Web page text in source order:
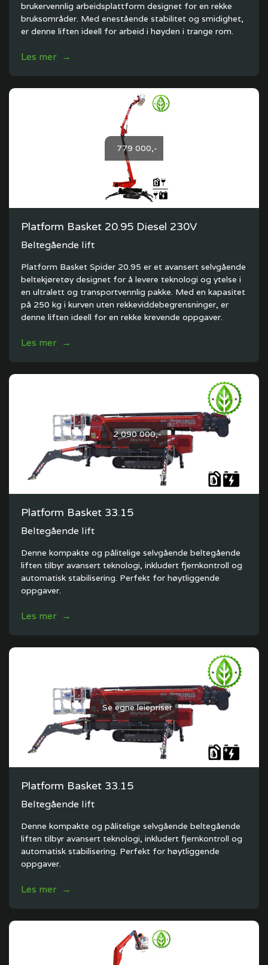
brukervennlig arbeidsplattform designet for en rekke
bruksområder. Med enestående stabilitet og smidighet,
er denne liften ideell for arbeid i høyden i trange rom.
Les mer →
779 000,-
Platform Basket 20.95 Diesel 230V
Beltegående lift
Platform Basket Spider 20.95 er et avansert selvgående
beltekjøretøy designet for å levere teknologi og ytelse i
en ultralett og transportvennlig pakke. Med en kapasitet
på 250 kg i kurven uten rekkeviddebegrensninger, er
denne liften ideell for en rekke krevende oppgaver.
Les mer →
2 090 000,-
Platform Basket 33.15
Beltegående lift
Denne kompakte og pålitelige selvgående beltegående
liften tilbyr avansert teknologi, inkludert fjernkontroll og
automatisk stabilisering. Perfekt for høytliggende
oppgaver.
Les mer →
Se egne leiepriser
Platform Basket 33.15
Beltegående lift
Denne kompakte og pålitelige selvgående beltegående
liften tilbyr avansert teknologi, inkludert fjernkontroll og
automatisk stabilisering. Perfekt for høytliggende
oppgaver.
Les mer →